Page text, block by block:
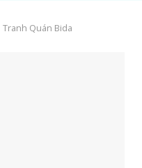
Tranh Quán Bida